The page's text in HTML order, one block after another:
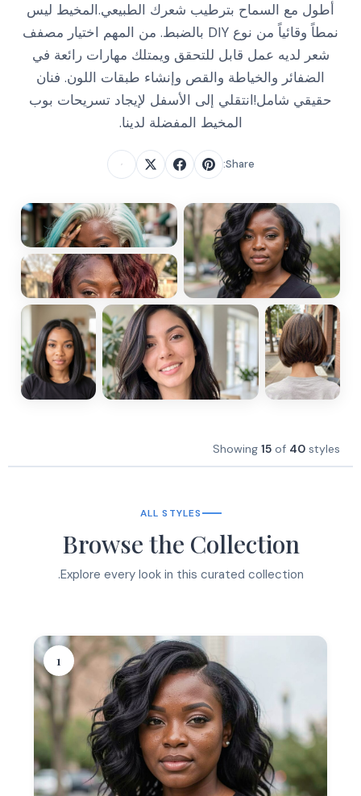
أطول مع السماح بترطيب شعرك الطبيعي.المخيط ليس
نمطاً وقائياً من نوع DIY بالضبط. من المهم اختيار مصفف
شعر لديه عمل قابل للتحقق ويمتلك مهارات رائعة في
الضفائر والخياطة والقص وإنشاء طبقات اللون. فنان
حقيقي شامل!انتقلي إلى الأسفل لإيجاد تسريحات بوب
المخيط المفضلة لدينا.
Share:
Showing 15 of 40 styles
ALL STYLES
Browse the Collection
Explore every look in this curated collection.
1